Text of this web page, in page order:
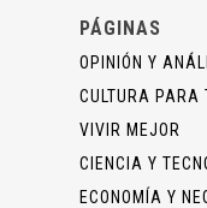
PÁGINAS
OPINIÓN Y
CULTURA PARA
VIVIR MEJOR
CIENCIA Y
ECONOMÍA Y